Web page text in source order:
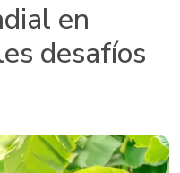
en
desafíos